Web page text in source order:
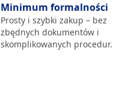
Minimum formalności
Prosty i szybki zakup – bez
zbędnych dokumentów i
skomplikowanych procedur.